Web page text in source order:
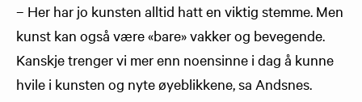
– Her har jo kunsten alltid hatt en viktig stemme. Men
kunst kan også være «bare» vakker og bevegende.
Kanskje trenger vi mer enn noensinne i dag å kunne
hvile i kunsten og nyte øyeblikkene, sa Andsnes.